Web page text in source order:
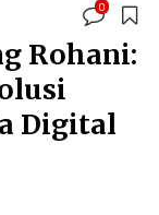
0
Rohani:
Digital